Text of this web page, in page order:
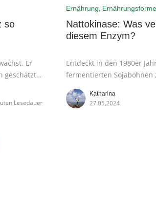
so
Er
geschätzt
Lesedauer
Ernährung,
Nattokinase: Was
diesem Enzym?
Entdeckt in den 1980er
fermentierten
Vorteile. Erfahren Sie
Geschichte und
bemerkenswerten Enzyms.
Katharina
27.05.2024